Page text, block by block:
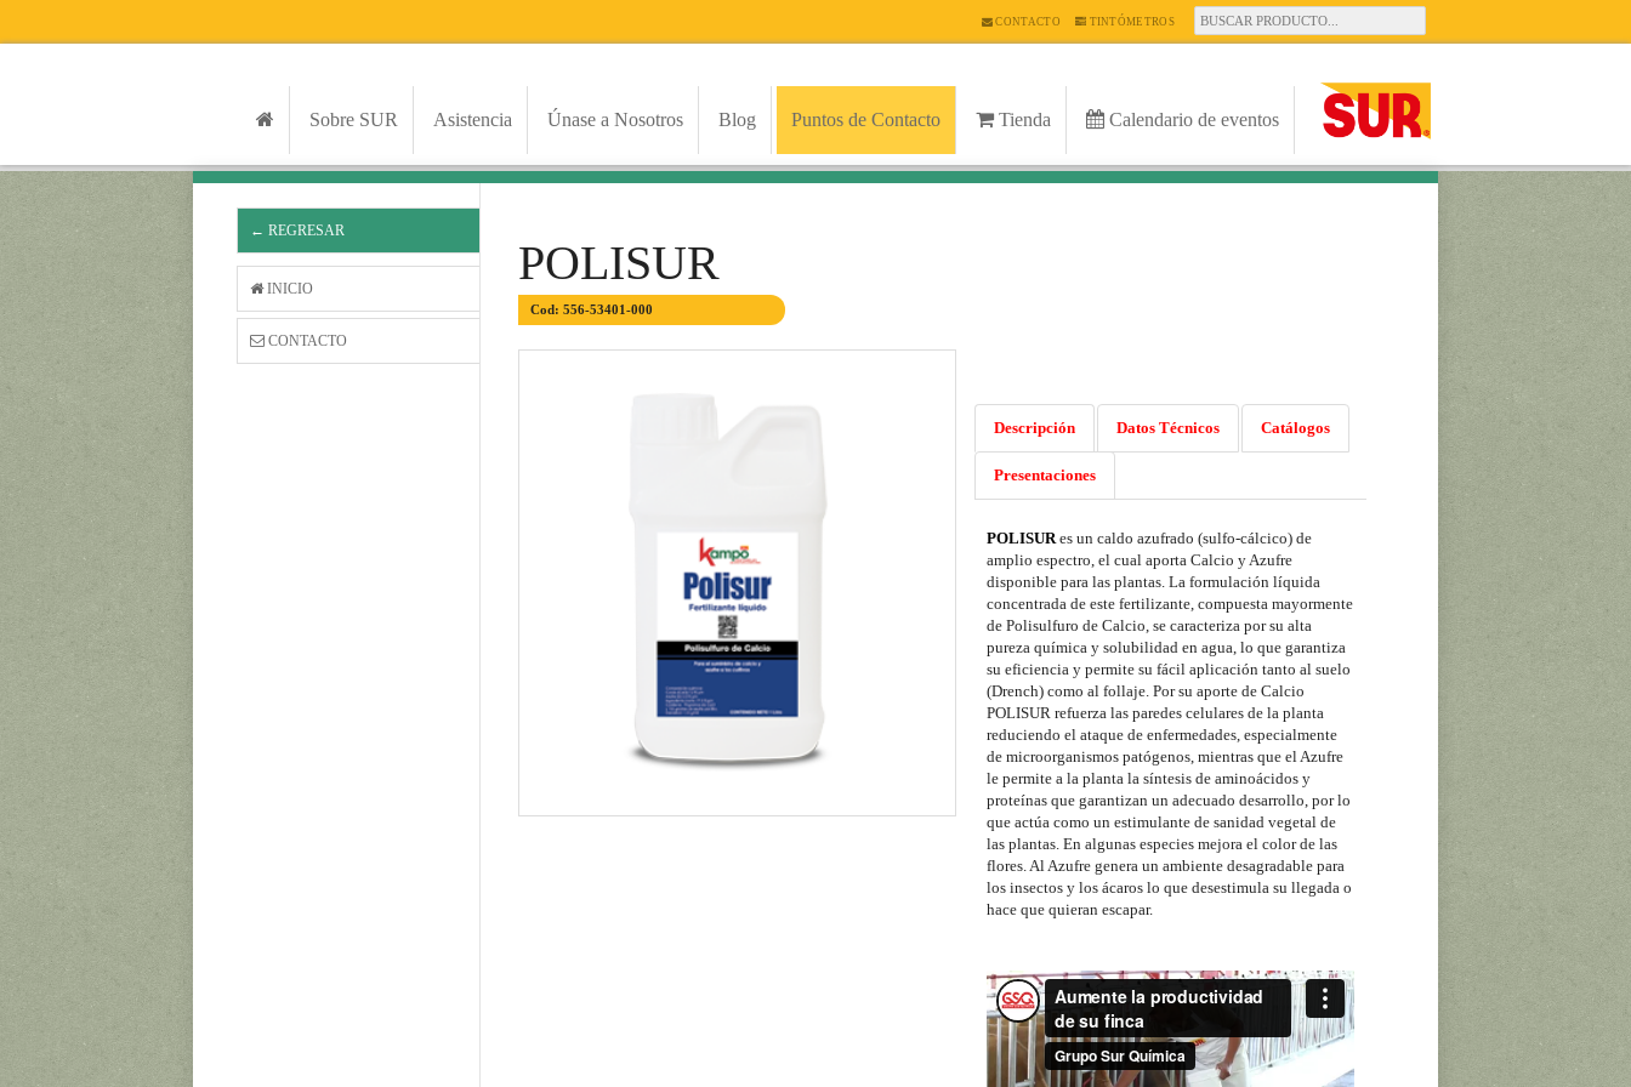
CONTACTO TINTÓMETROS
Sobre SUR Asistencia Únase a Nosotros Blog Puntos de Contacto Tienda Calendario de eventos
← REGRESAR
INICIO
CONTACTO
POLISUR
Cod: 556-53401-000
Descripción Datos Técnicos Catálogos
Presentaciones
POLISURes un caldo azufrado (sulfo-cálcico) de
amplio espectro, el cual aporta Calcio y Azufre
disponible para las plantas. La formulación líquida
concentrada de este fertilizante, compuesta mayormente
de Polisulfuro de Calcio, se caracteriza por su alta
pureza química y solubilidad en agua, lo que garantiza
su eficiencia y permite su fácil aplicación tanto al suelo
(Drench) como al follaje. Por su aporte de Calcio
POLISUR refuerza las paredes celulares de la planta
reduciendo el ataque de enfermedades, especialmente
de microorganismos patógenos, mientras que el Azufre
le permite a la planta la síntesis de aminoácidos y
proteínas que garantizan un adecuado desarrollo, por lo
que actúa como un estimulante de sanidad vegetal de
las plantas. En algunas especies mejora el color de las
flores. Al Azufre genera un ambiente desagradable para
los insectos y los ácaros lo que desestimula su llegada o
hace que quieran escapar.